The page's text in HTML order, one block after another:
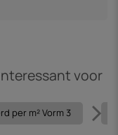
voor
per m² Vorm 3